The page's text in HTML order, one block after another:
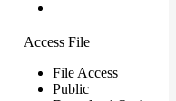
Access File
File Access
Public